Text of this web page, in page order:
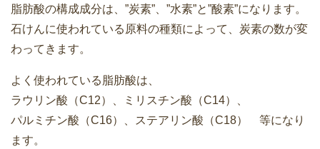
脂肪酸の構成成分は、”炭素”、”水素”と”酸素”になります。
石けんに使われている原料の種類によって、炭素の数が変
わってきます。
よく使われている脂肪酸は、
ラウリン酸（C12）、ミリスチン酸（C14）、
パルミチン酸（C16）、ステアリン酸（C18） 等になり
ます。